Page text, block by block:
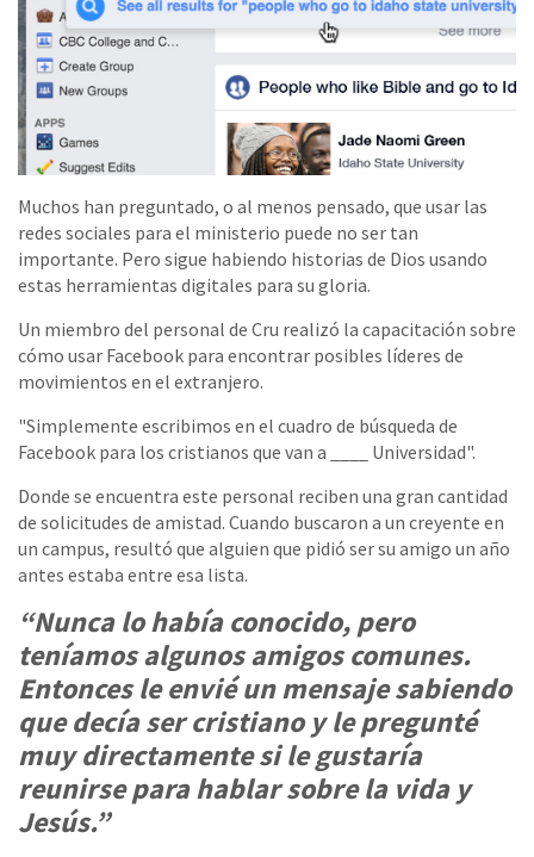
Muchos han preguntado, o al menos pensado, que usar las
redes sociales para el ministerio puede no ser tan
importante. Pero sigue habiendo historias de Dios usando
estas herramientas digitales para su gloria.
Un miembro del personal de Cru realizó la capacitación sobre
cómo usar Facebook para encontrar posibles líderes de
movimientos en el extranjero.
"Simplemente escribimos en el cuadro de búsqueda de
Facebook para los cristianos que van a ____ Universidad".
Donde se encuentra este personal reciben una gran cantidad
de solicitudes de amistad. Cuando buscaron a un creyente en
un campus, resultó que alguien que pidió ser su amigo un año
antes estaba entre esa lista.
“Nunca lo había conocido, pero
teníamos algunos amigos comunes.
Entonces le envié un mensaje sabiendo
que decía ser cristiano y le pregunté
muy directamente si le gustaría
reunirse para hablar sobre la vida y
Jesús.”